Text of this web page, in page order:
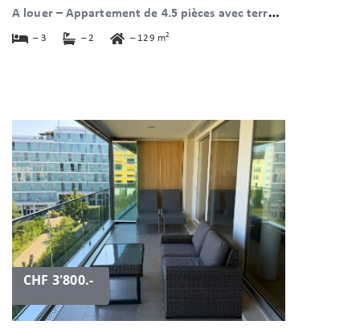
A
louer – Appartement de 4.5 pièces avec terrasse et véranda à Nyon à Nyon
– 3 – 2 – 129 m2
CHF 3'800.-